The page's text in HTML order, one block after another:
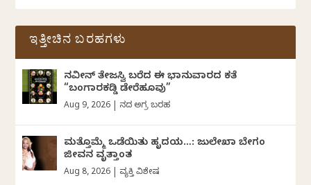
ಇತ್ತೀಚಿನ ಬರಹಗಳು
ನವೀನ್‌ ತೇಜಸ್ವಿ ಬರೆದ ಈ ಭಾನುವಾರದ ಕತೆ
“ಬಂಗಾರಕಡ್ಡಿ ಡೇರೆಹೂವು”
Aug 9, 2026 ದಿನದ ಅಗ್ರ ಬರಹ
ಮತ್ತೊಮ್ಮೆ ಒಡೆಯಿತು ಹೃದಯ…: ಜುಲೇಖಾ ಬೇಗಂ
ಜೀವನ ವೃತ್ತಾಂತ
Aug 8, 2026 ವ್ಯಕ್ತಿ ವಿಶೇಷ